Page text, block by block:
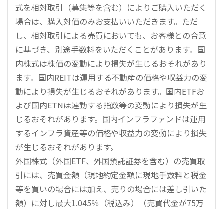
式を相対取引（募集等を含む）によりご購入いただく
場合は、購入対価のみお支払いいただきます。ただ
し、相対取引による売買においても、お客様との合意
に基づき、別途手数料をいただくことがあります。国
内株式は株価の変動により損失が生じるおそれがあり
ます。国内REITは運用する不動産の価格や収益力の変
動により損失が生じるおそれがあります。国内ETFお
よび国内ETNは連動する指数等の変動により損失が生
じるおそれがあります。国内インフラファンドは運用
するインフラ資産等の価格や収益力の変動により損失
が生じるおそれがあります。
外国株式（外国ETF、外国預託証券を含む）の売買取
引には、売買金額（現地約定金額に現地手数料と税金
等を買いの場合には加え、売りの場合には差し引いた
額）に対し最大1.045％（税込み）（売買代金が75万